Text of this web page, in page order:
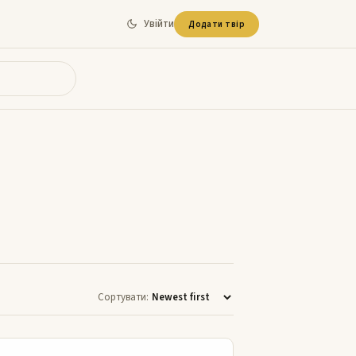
Увійти Додати твір
Сортувати:
Балада